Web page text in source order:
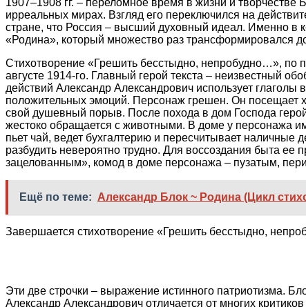
1907–1908 гг. – переломное время в жизни и
ирреальных мирах. Взгляд его переключился на
стране, что Россия – высший духовный идеал. Именно в
«Родина», который множество раз трансформировался
Стихотворение «Грешить бесстыдно, непробудно…», по
августе 1914-го. Главный герой текста – неизвестный
действий Александр Александрович использует
положительных эмоций. Персонаж грешен. Он посещает
свой душевный порыв. После похода в дом Господа
жестоко обращается с животными. В доме у персонажа
пьет чай, ведет бухгалтерию и пересчитывает наличные
разбудить невероятно трудно. Для воссоздания быта
зацелованным», комод в доме персонажа – пузатым,
Ещё по теме: Александр Блок ~ Родина (Цикл
Завершается стихотворение «Грешить бесстыдно,
Эти две строчки – выражение истинного патриотизма.
Александр Александрович отличается от многих